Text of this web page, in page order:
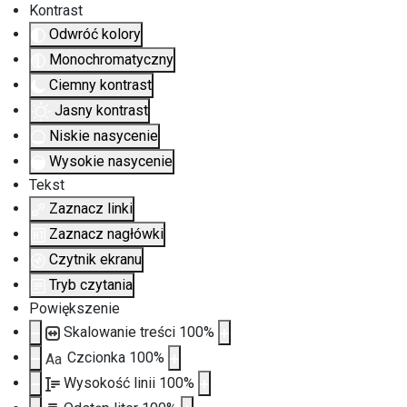
Kontrast
Odwróć kolory
Monochromatyczny
Ciemny kontrast
Jasny kontrast
Niskie nasycenie
Wysokie nasycenie
Tekst
Zaznacz linki
Zaznacz nagłówki
Czytnik ekranu
Tryb czytania
Powiększenie
Skalowanie treści 100%
Aa Czcionka 100%
Wysokość linii 100%